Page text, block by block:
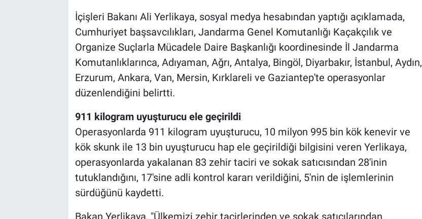
İçişleri Bakanı Ali Yerlikaya, sosyal medya hesabından yaptığı açıklamada,
Cumhuriyet başsavcılıkları, Jandarma Genel Komutanlığı Kaçakçılık ve
Organize Suçlarla Mücadele Daire Başkanlığı koordinesinde İl Jandarma
Komutanlıklarınca, Adıyaman, Ağrı, Antalya, Bingöl, Diyarbakır, İstanbul, Aydın,
Erzurum, Ankara, Van, Mersin, Kırklareli ve Gaziantep'te operasyonlar
düzenlendiğini belirtti.
911 kilogram uyuşturucu ele geçirildi
Operasyonlarda 911 kilogram uyuşturucu, 10 milyon 995 bin kök kenevir ve
kök skunk ile 13 bin uyuşturucu hap ele geçirildiği bilgisini veren Yerlikaya,
operasyonlarda yakalanan 83 zehir taciri ve sokak satıcısından 28'inin
tutuklandığını, 17'sine adli kontrol kararı verildiğini, 5'nin de işlemlerinin
sürdüğünü kaydetti.
Bakan Yerlikaya, "Ülkemizi zehir tacirlerinden ve sokak satıcılarından